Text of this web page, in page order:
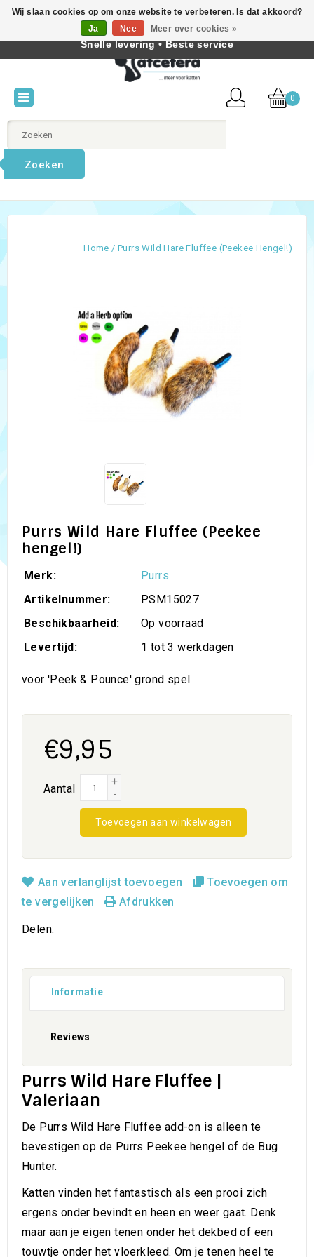
Nederlands
0
Zoeken
Home / Purrs Wild Hare Fluffee (Peekee Hengel!)
Purrs Wild Hare Fluffee (Peekee
hengel!)
Merk:
Purrs
Artikelnummer:
PSM15027
Beschikbaarheid:
Op voorraad
Levertijd:
1 tot 3 werkdagen
voor 'Peek & Pounce' grond spel
€9,95
Aantal
+
-
Toevoegen aan winkelwagen
Aan verlanglijst toevoegen
Toevoegen om
te vergelijken
Afdrukken
Delen:
Informatie
Reviews
Purrs Wild Hare Fluffee |
Valeriaan
De Purrs Wild Hare Fluffee add-on is alleen te
bevestigen op de Purrs Peekee hengel of de Bug
Hunter.
Katten vinden het fantastisch als een prooi zich
ergens onder bevindt en heen en weer gaat. Denk
maar aan je eigen tenen onder het dekbed of een
touwtje onder het vloerkleed. Om je tenen heel te
Wij slaan cookies op om onze website te verbeteren. Is dat akkoord?
Ja
Nee Meer over cookies »
Beste producten voor katten • Kennis van kattengedrag •
Snelle levering • Beste service